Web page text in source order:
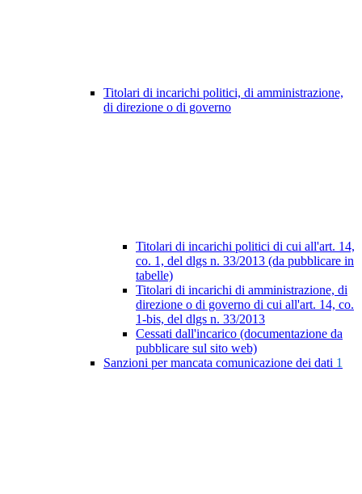
Titolari di incarichi politici, di amministrazione,
di direzione o di governo
Titolari di incarichi politici di cui all'art. 14,
co. 1, del dlgs n. 33/2013 (da pubblicare in
tabelle)
Titolari di incarichi di amministrazione, di
direzione o di governo di cui all'art. 14, co.
1-bis, del dlgs n. 33/2013
Cessati dall'incarico (documentazione da
pubblicare sul sito web)
Sanzioni per mancata comunicazione dei dati 1